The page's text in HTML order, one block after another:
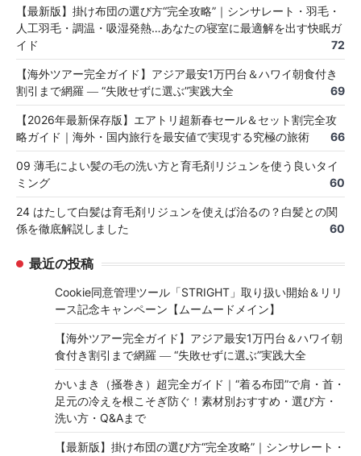
【最新版】掛け布団の選び方“完全攻略”｜シンサレート・羽毛・
人工羽毛・調温・吸湿発熱…あなたの寝室に最適解を出す快眠ガ
イド
72
【海外ツアー完全ガイド】アジア最安1万円台＆ハワイ朝食付き
割引まで網羅 ― “失敗せずに選ぶ”実践大全
69
【2026年最新保存版】エアトリ超新春セール＆セット割完全攻
略ガイド｜海外・国内旅行を最安値で実現する究極の旅術
66
09 薄毛によい髪の毛の洗い方と育毛剤リジュンを使う良いタイ
ミング
60
24 はたして白髪は育毛剤リジュンを使えば治るの？白髪との関
係を徹底解説しました
60
最近の投稿
Cookie同意管理ツール「STRIGHT」取り扱い開始＆リリ
ース記念キャンペーン【ムームードメイン】
【海外ツアー完全ガイド】アジア最安1万円台＆ハワイ朝
食付き割引まで網羅 ― “失敗せずに選ぶ”実践大全
かいまき（掻巻き）超完全ガイド｜“着る布団”で肩・首・
足元の冷えを根こそぎ防ぐ！素材別おすすめ・選び方・
洗い方・Q&Aまで
【最新版】掛け布団の選び方“完全攻略”｜シンサレート・